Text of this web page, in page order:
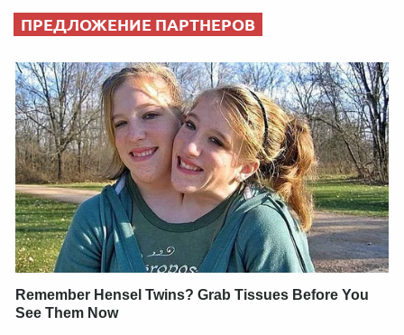
ПРЕДЛОЖЕНИЕ ПАРТНЕРОВ
Remember Hensel Twins? Grab Tissues Before You
See Them Now